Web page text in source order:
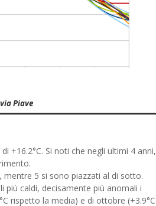
Piave
+16.2°C. Si noti che negli ultimi 4 anni,
mentre 5 si sono piazzati al di sotto.
più caldi, decisamente più anomali i
rispetto la media) e di ottobre (+3.9°C